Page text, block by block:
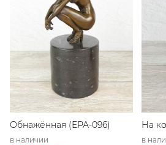
Обнажённая (ЕРА-096)
в наличии
На
в